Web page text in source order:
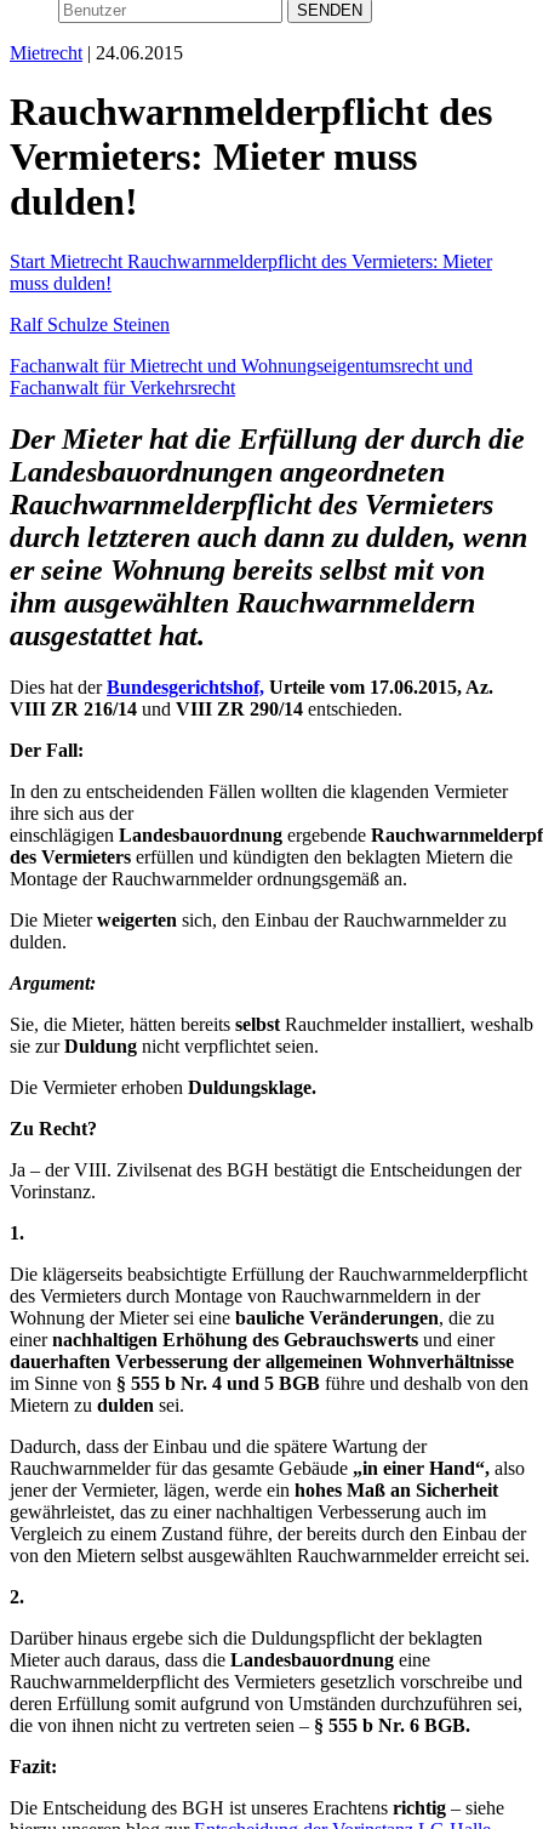
SENDEN
Mietrecht | 24.06.2015
Rauchwarnmelderpflicht des
Vermieters: Mieter muss
dulden!
Start Mietrecht Rauchwarnmelderpflicht des Vermieters: Mieter
muss dulden!
Ralf Schulze Steinen
Fachanwalt für Mietrecht und Wohnungseigentumsrecht und
Fachanwalt für Verkehrsrecht
Der Mieter hat die Erfüllung der durch die
Landesbauordnungen angeordneten
Rauchwarnmelderpflicht des Vermieters
durch letzteren auch dann zu dulden, wenn
er seine Wohnung bereits selbst mit von
ihm ausgewählten Rauchwarnmeldern
ausgestattet hat.
Dies hat derBundesgerichtshof, Urteile vom 17.06.2015, Az.
VIII ZR 216/14 und VIII ZR 290/14 entschieden.
Der Fall:
In den zu entscheidenden Fällen wollten die klagenden Vermieter
ihre sich aus der
einschlägigen Landesbauordnung ergebende
des Vermieters erfüllen und kündigten den beklagten Mietern die
Montage der Rauchwarnmelder ordnungsgemäß an.
Die Mieterweigerten sich, den Einbau der Rauchwarnmelder zu
dulden.
Argument:
Sie, die Mieter, hätten bereits selbst Rauchmelder installiert, weshalb
sie zurDuldung nicht verpflichtet seien.
Die Vermieter erhoben Duldungsklage.
Zu Recht?
Ja – der VIII. Zivilsenat des BGH bestätigt die Entscheidungen der
Vorinstanz.
1.
Die klägerseits beabsichtigte Erfüllung der Rauchwarnmelderpflicht
des Vermieters durch Montage von Rauchwarnmeldern in der
Wohnung der Mieter sei eine bauliche Veränderungen, die zu
einernachhaltigen Erhöhung des Gebrauchswerts und einer
dauerhaften Verbesserung der allgemeinen Wohnverhältnisse
im Sinne von § 555 b Nr. 4 und 5 BGB führe und deshalb von den
Mietern zu dulden sei.
Dadurch, dass der Einbau und die spätere Wartung der
Rauchwarnmelder für das gesamte Gebäude „in einer Hand“, also
jener der Vermieter, lägen, werde ein hohes Maß an Sicherheit
gewährleistet, das zu einer nachhaltigen Verbesserung auch im
Vergleich zu einem Zustand führe, der bereits durch den Einbau der
von den Mietern selbst ausgewählten Rauchwarnmelder erreicht sei.
2.
Darüber hinaus ergebe sich die Duldungspflicht der beklagten
Mieter auch daraus, dass die Landesbauordnung eine
Rauchwarnmelderpflicht des Vermieters gesetzlich vorschreibe und
deren Erfüllung somit aufgrund von Umständen durchzuführen sei,
die von ihnen nicht zu vertreten seien – § 555 b Nr. 6 BGB.
Fazit:
Die Entscheidung des BGH ist unseres Erachtens richtig – siehe